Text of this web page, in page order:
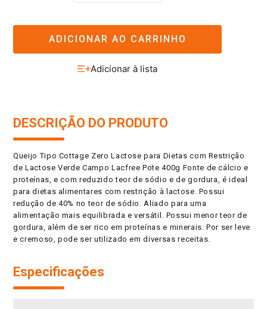
ADICIONAR AO CARRINHO
DESCRIÇÃO DO PRODUTO
Queijo Tipo Cottage Zero Lactose para Dietas com Restrição
de Lactose Verde Campo Lacfree Pote 400g Fonte de cálcio e
proteínas, e com reduzido teor de sódio e de gordura, é ideal
para dietas alimentares com restrição à lactose. Possui
redução de 40% no teor de sódio. Aliado para uma
alimentação mais equilibrada e versátil. Possui menor teor de
gordura, além de ser rico em proteínas e minerais. Por ser leve
e cremoso, pode ser utilizado em diversas receitas.
Especificações